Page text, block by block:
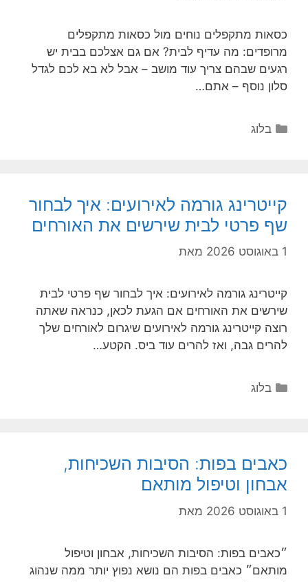
כסאות מתקפלים נוחים מול כסאות מתקפלים
מרופדים: מה עדיף לבית? אם גם אצלכם בבית יש
רגעים שבהם צריך עוד מושב – אבל לא בא לכם לגדל
סלון נוסף – אתם…
קטגוריות
בלוג
קייטרינג גורמה לאירועים: איך לבחור
שף פרטי לבית שירשים את האורחים
1 באוגוסט 2026 מאת
קייטרינג גורמה לאירועים: איך לבחור שף פרטי לבית
שירשים את האורחים אם הגעת לכאן, כנראה שאתה
רוצה קייטרינג גורמה לאירועים שיגרום לאורחים שלך
להרים גבה, ואז להרים עוד ביס. הקטע…
קטגוריות
בלוג
כאבים בפות: הסיבות השכיחות,
אבחון וטיפול מותאם
1 באוגוסט 2026 מאת
״כאבים בפות: הסיבות השכיחות, אבחון וטיפול
מותאם״ כאבים בפות הם נושא נפוץ יותר ממה שנהוג